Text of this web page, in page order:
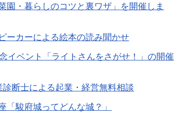
園・暮らしのコツと裏ワザ」を開催しま
ーカーによる絵本の読み聞かせ
イベント「ライトさんをさがせ！」の開催
診断士による起業・経営無料相談
「駿府城ってどんな城？」